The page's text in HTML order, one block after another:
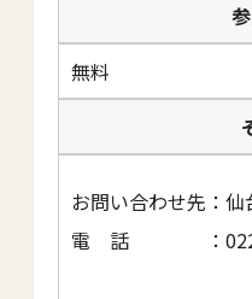
無料
お問い合わせ先：
電 話 ：022-